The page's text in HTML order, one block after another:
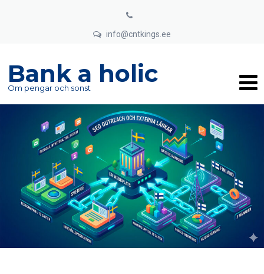
info@cntkings.ee
Bank a holic
Om pengar och sonst